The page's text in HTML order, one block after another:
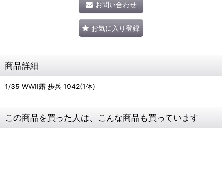
お問い合わせ
お気に入り登録
商品詳細
1/35 WWII露 歩兵 1942(1体)
この商品を買った人は、こんな商品も買っています